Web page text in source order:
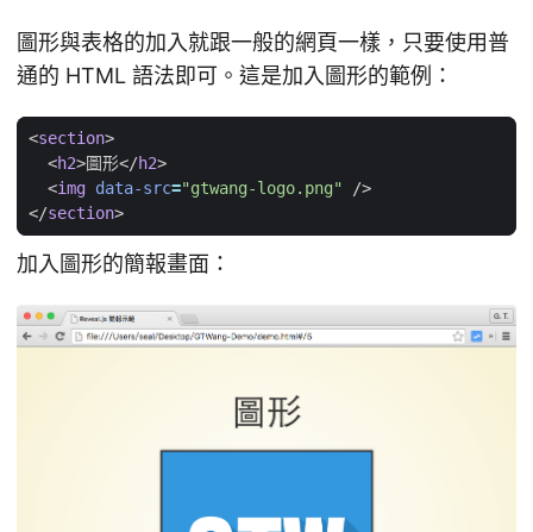
圖形與表格的加入就跟一般的網頁一樣，只要使用普
通的 HTML 語法即可。這是加入圖形的範例：
<section>
<h2>圖形</h2>
<img data-src="gtwang-logo.png"
/>
</section>
加入圖形的簡報畫面：